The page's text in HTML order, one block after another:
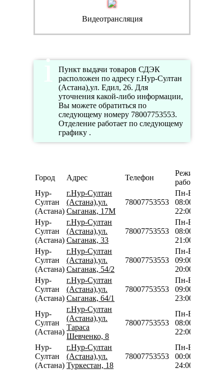
Видеотрансляция
Пункт выдачи товаров СДЭК
расположен по адресу г.Нур-Султан
(Астана),ул. Едил, 26. Для
уточнения какой-либо информации,
Вы можете обратиться по
следующему номеру 78007753553.
Отделение работает по следующему
графику .
Город Адрес Телефон
Режим
работы
Нур-
Султан
(Астана)
г.Нур-Султан
(Астана),ул.
Сыганак, 17М
78007753553
Пн-Вс
08:00-
22:00
Нур-
Султан
(Астана)
г.Нур-Султан
(Астана),ул.
Сыганак, 33
78007753553
Пн-Вс
08:00-
21:00
Нур-
Султан
(Астана)
г.Нур-Султан
(Астана),ул.
Сыганак, 54/2
78007753553
Пн-Вс
09:00-
20:00
Нур-
Султан
(Астана)
г.Нур-Султан
(Астана),ул.
Сыганак, 64/1
78007753553
Пн-Вс
09:00-
23:00
Нур-
Султан
(Астана)
г.Нур-Султан
(Астана),ул.
Тараса
Шевченко, 8
78007753553
Пн-Вс
08:00-
22:00
Нур-
Султан
(Астана)
г.Нур-Султан
(Астана),ул.
Туркестан, 18
78007753553
Пн-Вс
00:00-
24:00